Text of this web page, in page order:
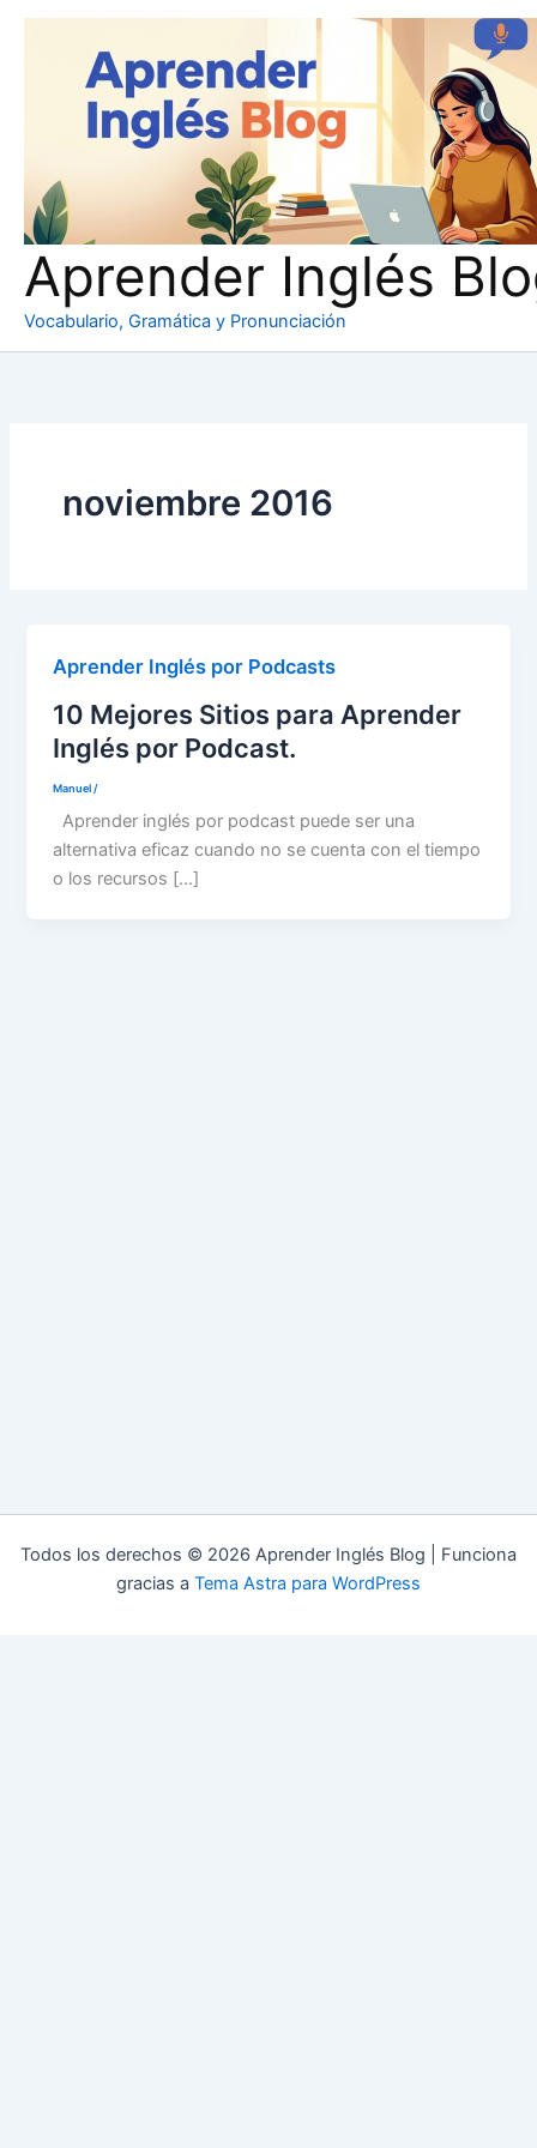
Aprender Inglés
Vocabulario, Gramática y Pronunciación
noviembre 2016
Aprender Inglés por Podcasts
10 Mejores Sitios para Aprender
Inglés por Podcast.
Manuel/
Aprender inglés por podcast puede ser una
alternativa eficaz cuando no se cuenta con el tiempo
o los recursos […]
Todos los derechos © 2026 Aprender Inglés Blog | Funciona
gracias a Tema Astra para WordPress